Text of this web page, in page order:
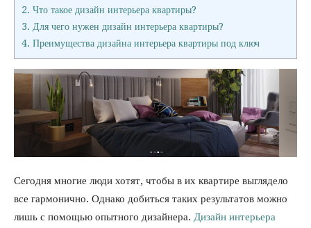
2. Что такое дизайн интерьера квартиры?
3. Для чего нужен дизайн интерьера квартиры?
4. Преимущества дизайна интерьера квартиры под ключ
Сегодня многие люди хотят, чтобы в их квартире выглядело
все гармонично. Однако добиться таких результатов можно
лишь с помощью опытного дизайнера. Дизайн интерьера